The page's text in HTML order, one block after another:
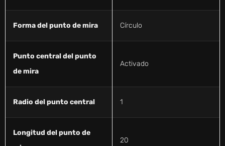
Forma del punto de mira Círculo
Punto central del punto
de mira
Activado
Radio del punto central 1
Longitud del punto de
20